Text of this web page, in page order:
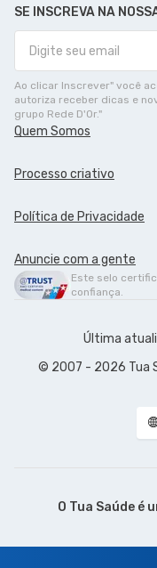
SE INSCREVA NA
Ao clicar Inscrever" você
autoriza receber dicas e
grupo Rede D'Or."
Quem Somos
Processo criativo
Política de Privacidade
Anuncie com a gente
Este selo
confiança.
Última
© 2007 - 2026 Tua
O Tua Saúde é